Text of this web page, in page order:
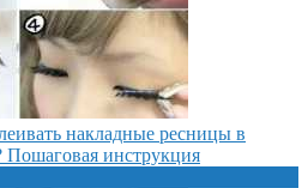
накладные ресницы в
Пошаговая инструкция